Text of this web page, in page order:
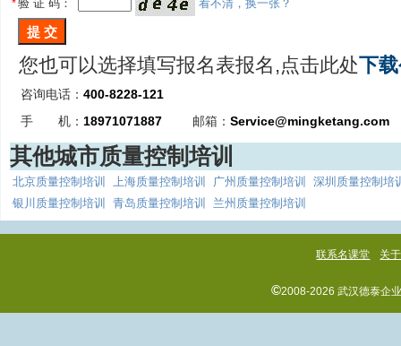
*验 证 码： 看不清，换一张？
您也可以选择填写报名表报名,点击此处下
咨询电话： 400-8228-121
手 机： 18971071887 邮箱： Service@mingketang.com
其他城市质量控制培训
北京质量控制培训 上海质量控制培训 广州质量控制培训
深圳质量控制培
银川质量控制培训
青岛质量控制培训 兰州质量控制培训
联系名课堂 关
©2008-2026 武汉德泰企